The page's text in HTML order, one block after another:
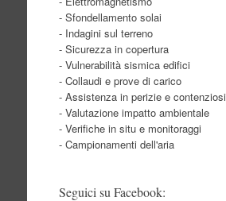
- Sfondellamento solai
- Indagini sul terreno
- Sicurezza in copertura
- Vulnerabilità sismica edifici
- Collaudi e prove di carico
- Assistenza in perizie e contenziosi
- Valutazione impatto ambientale
- Verifiche in situ e monitoraggi
- Campionamenti dell'aria
Seguici su Facebook: